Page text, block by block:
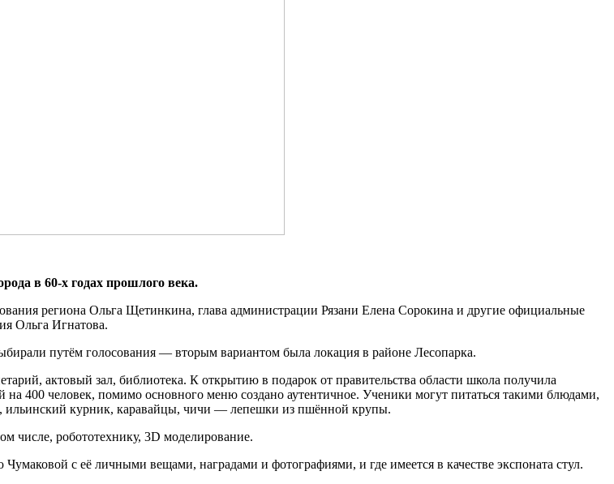
в 60-х годах прошлого века.
региона Ольга Щетинкина, глава администрации Рязани Елена Сорокина и другие официальные
Ольга Игнатова.
путём голосования — вторым вариантом была локация в районе Лесопарка.
актовый зал, библиотека. К открытию в подарок от правительства области школа получила
400 человек, помимо основного меню создано аутентичное. Ученики могут питаться такими блюдами,
ильинский курник, каравайцы, чичи — лепешки из пшëнной крупы.
числе, робототехнику, 3D моделирование.
с её личными вещами, наградами и фотографиями, и где имеется в качестве экспоната стул.